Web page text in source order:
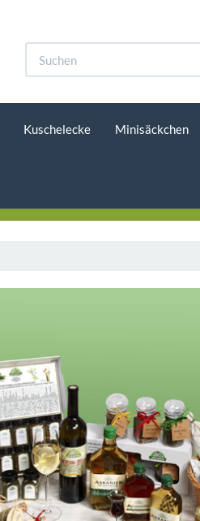
Kuschelecke Minisäckchen